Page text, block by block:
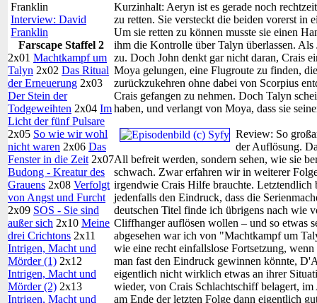
Interview: David
Franklin
Farscape Staffel 2
2x01 Machtkampf um
Talyn 2x02 Das Ritual
der Erneuerung 2x03
Der Stein der
Todgeweihten 2x04 Im
Licht der fünf Pulsare
2x05 So wie wir wohl
nicht waren 2x06 Das
Fenster in die Zeit 2x07
Budong - Kreatur des
Grauens 2x08 Verfolgt
von Angst und Furcht
2x09 SOS - Sie sind
außer sich 2x10 Meine
drei Crichtons 2x11
Intrigen, Macht und
Mörder (1) 2x12
Intrigen, Macht und
Mörder (2) 2x13
Intrigen, Macht und
Kurzinhalt: Aeryn ist es gerade noch
zu retten. Sie versteckt die beiden vorerst in
Um sie retten zu können musste sie einen
ihm die Kontrolle über Talyn überlassen.
zu. Doch John denkt gar nicht daran, Crais
Moya gelungen, eine Flugroute zu finden,
zurückzukehren ohne dabei von Scorpius
Crais gefangen zu nehmen. Doch Talyn
haben, und verlangt von Moya, dass sie
Review: So
der Auflösung.
All befreit werden, sondern sehen, wie sie
schwach. Zwar erfahren wir in weiterer
irgendwie Crais Hilfe brauchte. Letztendlich
jedenfalls den Eindruck, dass die
deutschen Titel finde ich übrigens nach wie
Cliffhanger auflösen wollen – und so etwas
abgesehen war ich von "Machtkampf um
wie eine recht einfallslose Fortsetzung,
man fast den Eindruck gewinnen könnte,
eigentlich nicht wirklich etwas an ihrer
wieder, von Crais Schlachtschiff belagert,
am Ende der letzten Folge dann eigentlich